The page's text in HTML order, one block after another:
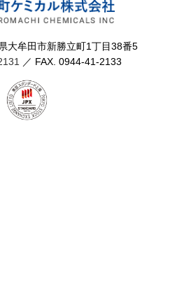
牟⽥市新勝⽴町1丁⽬38番5
／ FAX. 0944-41-2133